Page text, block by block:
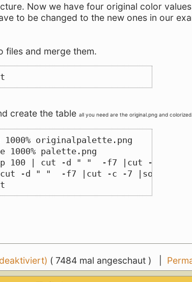
Now we have four original color values
to be changed to the new ones in our
files and merge them.
create the tableall you need are the original.png and
originalpalette.png
palette.png
100 | cut -d " "  -f7 |cut -c -7
cut -d " "  -f7 |cut -c -7 |sort
( 7484 mal angeschaut ) |